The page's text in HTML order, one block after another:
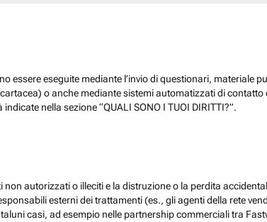
essere eseguite mediante l’invio di questionari, materiale
o anche mediante sistemi automatizzati di
nella sezione “QUALI SONO I TUOI DIRITTI?”.
autorizzati o illeciti e la distruzione o la perdita
esterni dei trattamenti (es., gli agenti della rete
casi, ad esempio nelle partnership commerciali tra